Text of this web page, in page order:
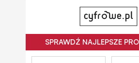
SPRAWDŹ NAJLEPSZE